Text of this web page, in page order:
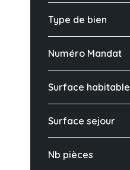
Type de bien
Numéro Mandat
Surface habitable
Surface sejour
Nb pièces